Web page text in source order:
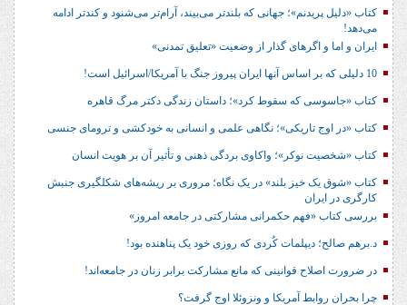
کتاب «دلیل پریدنم»؛ جهانی که بلندتر می‌بیند، آرام‌تر می‌شنود و کندتر ادامه
می‌دهد!
ایران و اما و اگرهای گذار از وضعیت «تعلیق تمدنی»
10 دلیلی که بر اساس آنها ایران پیروز جنگ با آمریکا/اسرائیل است!
کتاب «جاسوسی که سقوط کرد»؛ داستان زندگی دکتر مرگ قاهره
کتاب «در اوج تاریکی»؛ نگاهی علمی و انسانی به خودکشی و ترومای جنسی
کتاب «شخصیت نوکر»؛ واکاوی بردگی ذهنی و تأثیر آن بر هویت انسان
کتاب «شوق یک خیز بلند» در یک نگاه؛ مروری بر ریشه‌های شکل‎گیری جنبش
کارگری در ایران
بررسی کتاب «فهم حکمرانی مشارکتی در جامعه امروز»
د.برهم صالح؛ دیپلمات کُردی که روزی خود یک پناهنده بود!
در ضرورت اصلاح قوانینی که مانع مشارکت برابر زنان در جامعه‌اند!
چرا بحران روابط آمریکا و ونزوئلا اوج گرفت؟